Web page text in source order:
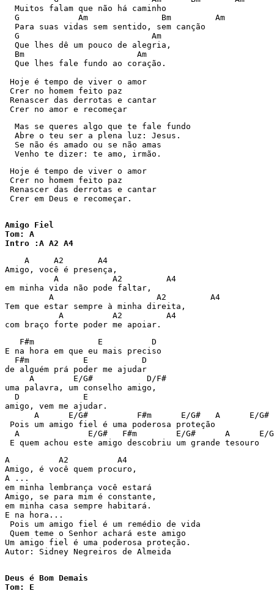
  Muitos falam que não há caminho
  G            Am               Bm         Am
  Para suas vidas sem sentido, sem canção
  G                           Am
  Que lhes dê um pouco de alegria,
  Bm                       Am
  Que lhes fale fundo ao coração.
Hoje é tempo de viver o amor
Crer no homem feito paz
Renascer das derrotas e cantar
Crer no amor e recomeçar
  Mas se queres algo que te fale fundo
  Abre o teu ser a plena luz: Jesus.
  Se não és amado ou se não amas
  Venho te dizer: te amo, irmão.
Hoje é tempo de viver o amor
Crer no homem feito paz
Renascer das derrotas e cantar
Crer em Deus e recomeçar.
Amigo Fiel
Tom: A
Intro :A A2 A4
    A     A2       A4
Amigo, você é presença,
          A           A2         A4
em minha vida não pode faltar,
         A                     A2         A4
Tem que estar sempre à minha direita,
           A          A2         A4
com braço forte poder me apoiar.
   F#m             E          D
E na hora em que eu mais preciso
  F#m           E           D
de alguém prá poder me ajudar
     A        E/G#           D/F#
uma palavra, um conselho amigo,
  D             E
amigo, vem me ajudar.
A      E/G#          F#m      E/G#   A      E/
Pois um amigo fiel é uma poderosa proteção
A              E/G#   F#m        E/G#      A
E quem achou este amigo descobriu um grande tesouro
A          A2          A4
Amigo, é você quem procuro,
A ...
em minha lembrança você estará
Amigo, se para mim é constante,
em minha casa sempre habitará.
E na hora...
Pois um amigo fiel é um remédio de vida
Quem teme o Senhor achará este amigo
Um amigo fiel é uma poderosa proteção.
Autor: Sidney Negreiros de Almeida
Deus é Bom Demais
Tom: E